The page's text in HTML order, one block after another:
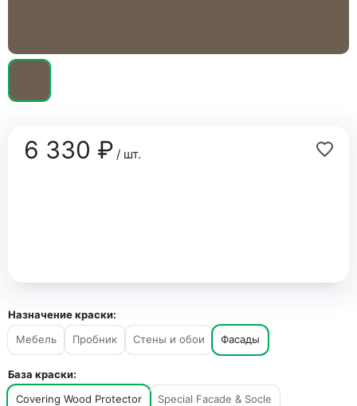
6 330 ₽/ шт.
Назначение краски:
Мебель
Пробник Стены и обои Фасады
База краски:
Covering Wood Protector
Special Facade & Socle